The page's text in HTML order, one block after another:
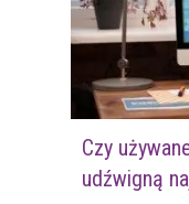
Czy
udźwigną